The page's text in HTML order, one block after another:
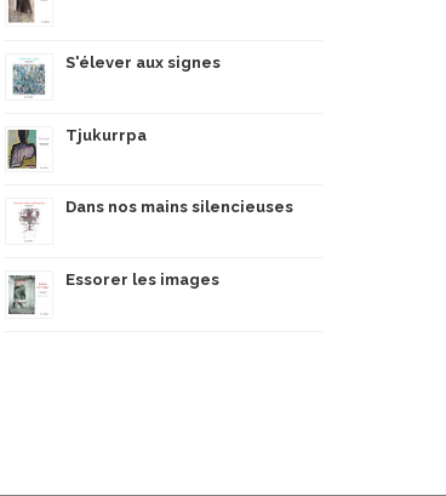
S'élever aux signes
Tjukurrpa
Dans nos mains silencieuses
Essorer les images